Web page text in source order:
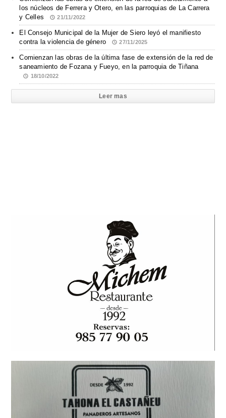
los núcleos de Ferrera y Otero, en las parroquias de La Carrera
y Celles
21/11/2022
El Consejo Municipal de la Mujer de Siero leyó el manifiesto
contra la violencia de género
27/11/2025
Comienzan las obras de la última fase de extensión de la red de
saneamiento de Fozana y Fueyo, en la parroquia de Tiñana
18/10/2022
Leer mas